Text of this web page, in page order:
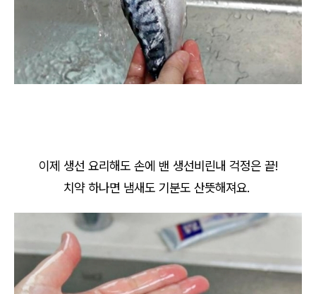
이제 생선 요리해도 손에 밴 생선비린내 걱정은 끝!
치약 하나면 냄새도 기분도 산뜻해져요.